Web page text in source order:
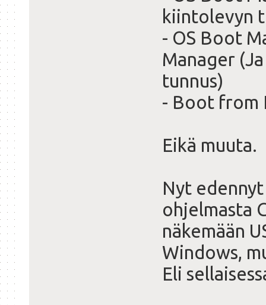
kiintolevyn
- OS Boot
Manager
tunnus)
- Boot from
Eikä muuta.
Nyt
ohjelmasta
näkemään
Windows,
Eli